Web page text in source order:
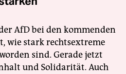
AfD bei den kommenden
wie stark rechtsextreme
sind. Gerade jetzt
und Solidarität. Auch